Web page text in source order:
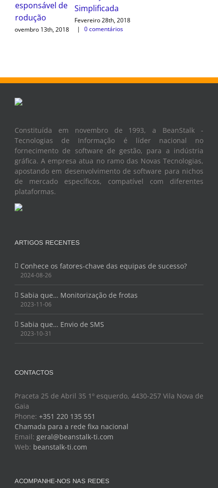
Constituída em novembro de 1993, a BeanStalk -
fornecimento de software de gestão, para a indústria
gráfica. A empresa atua no ramo das Novas Tecnologias,
apostando em desenvolvimento de software para nichos
de mercado específicos, compatível com diferentes
plataformas.
Conhece os fatores-chave das equipas de sucesso?
Sabia que… Monitorização de frotas
Sabia que… Envio de SMS
Praceta 25 de Abril 35 1º esquerdo, 4430-257 Vila Nova de
Phone: +351 220 135 551
Chamada para a rede fixa nacional
Email: geral@beanstalk-ti.com
Web:beanstalk-ti.com